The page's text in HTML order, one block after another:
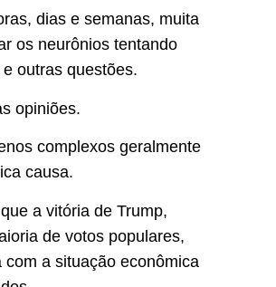
dias e semanas, muita
os neurônios tentando
outras questões.
opiniões.
complexos geralmente
causa.
a vitória de Trump,
de votos populares,
com a situação econômica